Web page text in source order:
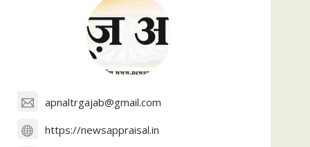
apnaltrgajab@gmail.com
https://newsappraisal.in